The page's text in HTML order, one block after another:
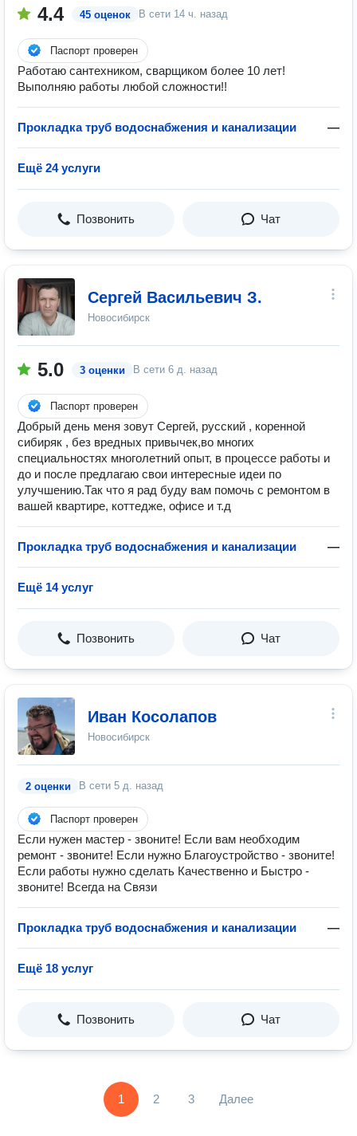
4.4 45 оценок В сети 14 ч. назад
Паспорт проверен
Работаю сантехником, сварщиком более 10 лет!
Выполняю работы любой сложности!!
Прокладка труб водоснабжения и канализации —
Ещё 24 услуги
Позвонить Чат
Сергей Васильевич З.
Новосибирск
5.0 3 оценки В сети 6 д. назад
Паспорт проверен
Добрый день меня зовут Сергей, русский , коренной
сибиряк , без вредных привычек,во многих
специальностях многолетний опыт, в процессе работы и
до и после предлагаю свои интересные идеи по
улучшению.Так что я рад буду вам помочь с ремонтом в
вашей квартире, коттедже, офисе и т.д
Прокладка труб водоснабжения и канализации —
Ещё 14 услуг
Позвонить Чат
Иван Косолапов
Новосибирск
2 оценки В сети 5 д. назад
Паспорт проверен
Если нужен мастер - звоните! Если вам необходим
ремонт - звоните! Если нужно Благоустройство - звоните!
Если работы нужно сделать Качественно и Быстро -
звоните! Всегда на Связи
Прокладка труб водоснабжения и канализации —
Ещё 18 услуг
Позвонить Чат
1 2 3 Далее